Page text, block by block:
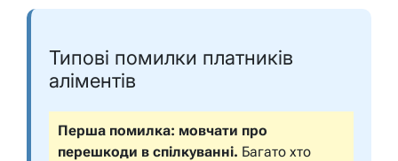
Типові помилки платників
аліментів
Перша помилка: мовчати про
перешкоди в спілкуванні. Багато хто